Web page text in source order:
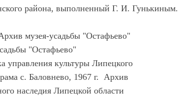
района, выполненный Г. И. Гунькиным.
музея-усадьбы "Остафьево"
"Остафьево"
управления культуры Липецкого
с. Баловнево, 1967 г. Архив
наследия Липецкой области